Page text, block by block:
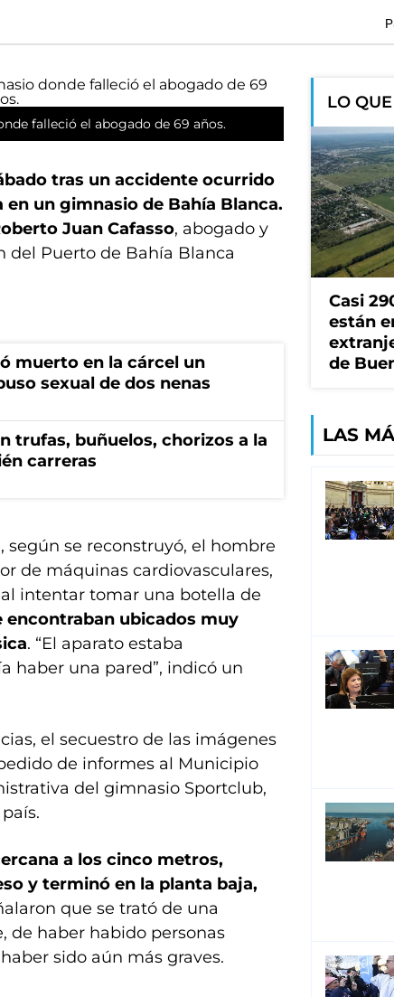
falleció el abogado de 69 años.
tras un accidente ocurrido
un gimnasio de Bahía Blanca.
Juan Cafasso, abogado y
del Puerto de Bahía Blanca
muerto en la cárcel un
sexual de dos nenas
trufas, buñuelos, chorizos a la
carreras
, según se reconstruyó, el hombre
de máquinas cardiovasculares,
intentar tomar una botella de
encontraban ubicados muy
. “El aparato estaba
haber una pared”, indicó un
el secuestro de las imágenes
de informes al Municipio
del gimnasio Sportclub,
a los cinco metros,
y terminó en la planta baja,
que se trató de una
de haber habido personas
sido aún más graves.
LO
Casi
están
de
LAS